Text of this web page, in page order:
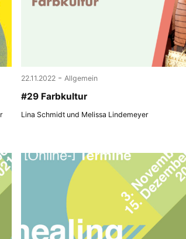
22.11.2022 - Allgemein
#29 Farbkultur
Lina Schmidt und Melissa Lindemeyer